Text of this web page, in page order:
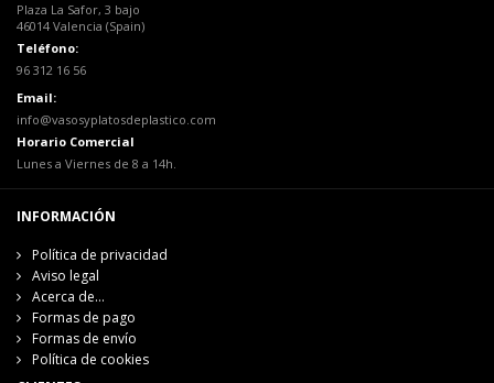
Plaza La Safor, 3 bajo
46014 Valencia (Spain)
Teléfono:
96 312 16 56
Email:
info@vasosyplatosdeplastico.com
Horario Comercial
Lunes a Viernes de 8 a 14h.
INFORMACIÓN
Política de privacidad
Aviso legal
Acerca de...
Formas de pago
Formas de envío
Política de cookies